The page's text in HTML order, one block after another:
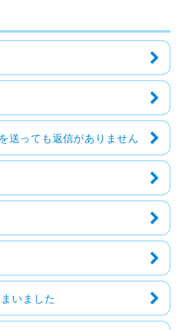
送っても返信がありません
いました